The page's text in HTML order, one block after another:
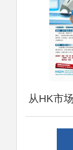
从HK市
术